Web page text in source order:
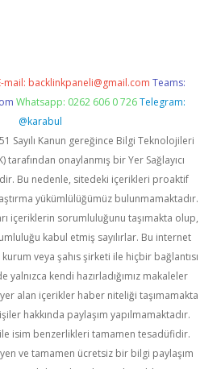
mail: backlinkpaneli@gmail.com Teams:
Whatsapp: 0262 606 0 726 Telegram:
@karabul
Sayılı Kanun gereğince Bilgi Teknolojileri
tarafından onaylanmış bir Yer Sağlayıcı
Bu nedenle, sitedeki içerikleri proaktif
yükümlülüğümüz bulunmamaktadır.
içeriklerin sorumluluğunu taşımakta olup,
kabul etmiş sayılırlar. Bu internet
veya şahıs şirketi ile hiçbir bağlantısı
yalnızca kendi hazırladığımız makaleler
alan içerikler haber niteliği taşımamakta
hakkında paylaşım yapılmamaktadır.
isim benzerlikleri tamamen tesadüfidir.
ve tamamen ücretsiz bir bilgi paylaşım